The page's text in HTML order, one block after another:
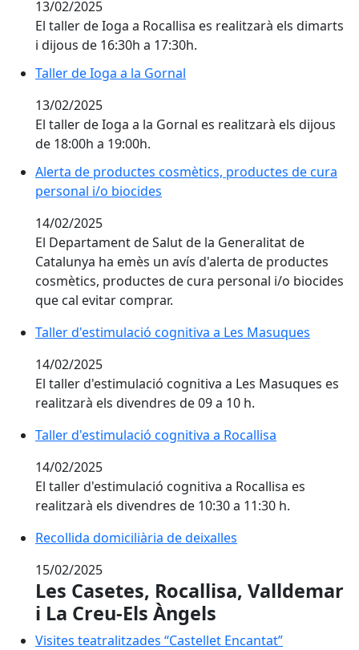
13/02/2025
El taller de Ioga a Rocallisa es realitzarà els dimarts
i dijous de 16:30h a 17:30h.
Taller de Ioga a la Gornal
Taller de Ioga a la Gornal
13/02/2025
El taller de Ioga a la Gornal es realitzarà els dijous
de 18:00h a 19:00h.
Alerta de productes cosmètics, productes de cura
Alerta de productes cosmètics, productes de cura
personal i/o biocides
14/02/2025
El Departament de Salut de la Generalitat de
Catalunya ha emès un avís d'alerta de productes
cosmètics, productes de cura personal i/o biocides
que cal evitar comprar.
Taller d'estimulació cognitiva a Les Masuques
Taller d'estimulació cognitiva a Les Masuques
14/02/2025
El taller d'estimulació cognitiva a Les Masuques es
realitzarà els divendres de 09 a 10 h.
Taller d'estimulació cognitiva a Rocallisa
Taller d'estimulació cognitiva a Rocallisa
14/02/2025
El taller d'estimulació cognitiva a Rocallisa es
realitzarà els divendres de 10:30 a 11:30 h.
Recollida domiciliària de deixalles
Recollida domiciliària de deixalles
15/02/2025
Les Casetes, Rocallisa, Valldemar
i La Creu-Els Àngels
Visites teatralitzades “Castellet Encantat”
Visites teatralitzades “Castellet Encantat”